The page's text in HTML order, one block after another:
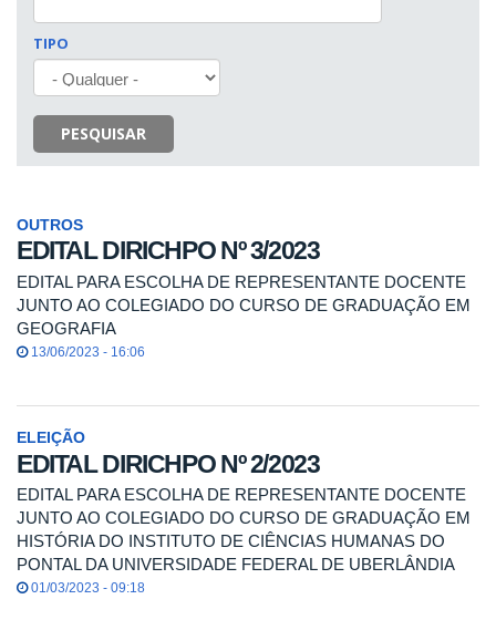
TIPO
PESQUISAR
OUTROS
EDITAL DIRICHPO Nº 3/2023
EDITAL PARA ESCOLHA DE REPRESENTANTE DOCENTE
JUNTO AO COLEGIADO DO CURSO DE GRADUAÇÃO EM
GEOGRAFIA
13/06/2023 - 16:06
ELEIÇÃO
EDITAL DIRICHPO Nº 2/2023
EDITAL PARA ESCOLHA DE REPRESENTANTE DOCENTE
JUNTO AO COLEGIADO DO CURSO DE GRADUAÇÃO EM
HISTÓRIA DO INSTITUTO DE CIÊNCIAS HUMANAS DO
PONTAL DA UNIVERSIDADE FEDERAL DE UBERLÂNDIA
01/03/2023 - 09:18